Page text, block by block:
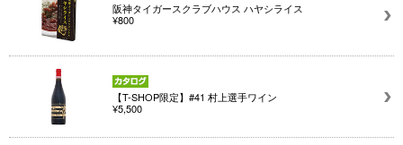
阪神タイガースクラブハウス ハヤシライス
¥800
【T-SHOP限定】#41 村上選手ワイン
¥5,500